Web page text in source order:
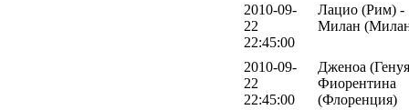
2010-09-
22
22:45:00
Лацио (Рим) -
Милан
2010-09-
22
22:45:00
Дженоа
Фиорентина
(Флоренция)